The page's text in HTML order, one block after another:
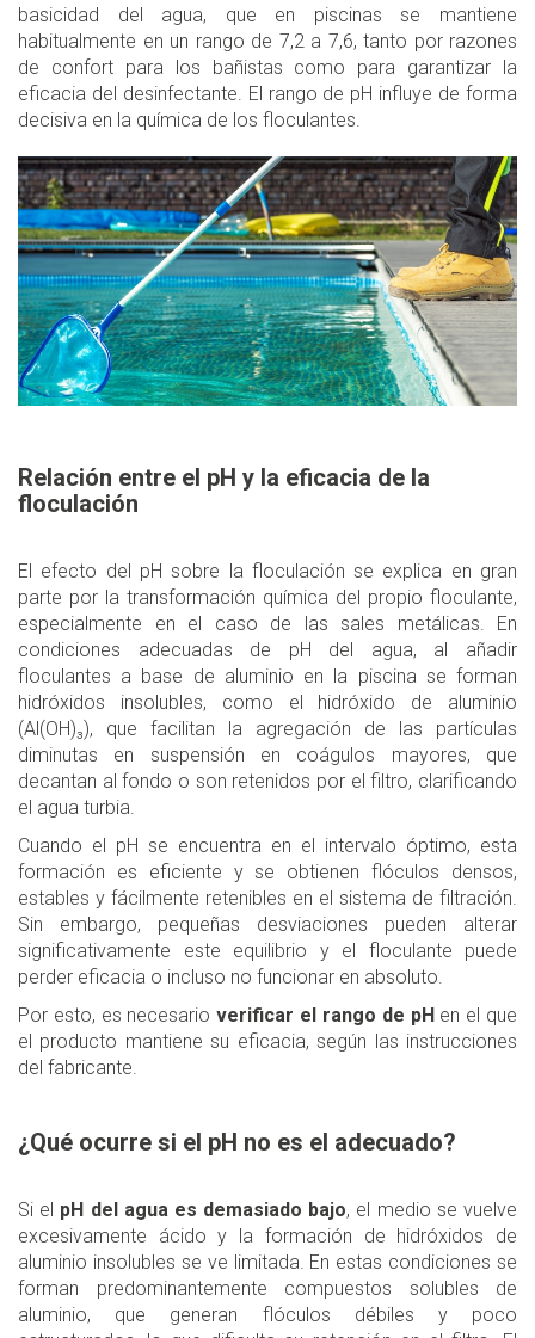
basicidad del agua, que en piscinas se mantiene
habitualmente en un rango de 7,2 a 7,6, tanto por razones
de confort para los bañistas como para garantizar la
eficacia del desinfectante. El rango de pH influye de forma
decisiva en la química de los floculantes.
Relación entre el pH y la eficacia de la
floculación
El efecto del pH sobre la floculación se explica en gran
parte por la transformación química del propio floculante,
especialmente en el caso de las sales metálicas. En
condiciones adecuadas de pH del agua, al añadir
floculantes a base de aluminio en la piscina se forman
hidróxidos insolubles, como el hidróxido de aluminio
(Al(OH)₃), que facilitan la agregación de las partículas
diminutas en suspensión en coágulos mayores, que
decantan al fondo o son retenidos por el filtro, clarificando
el agua turbia.
Cuando el pH se encuentra en el intervalo óptimo, esta
formación es eficiente y se obtienen flóculos densos,
estables y fácilmente retenibles en el sistema de filtración.
Sin embargo, pequeñas desviaciones pueden alterar
significativamente este equilibrio y el floculante puede
perder eficacia o incluso no funcionar en absoluto.
Por esto, es necesarioverificar el rango de pHen el que
el producto mantiene su eficacia, según las instrucciones
del fabricante.
¿Qué ocurre si el pH no es el adecuado?
Si el pH del agua es demasiado bajo, el medio se vuelve
excesivamente ácido y la formación de hidróxidos de
aluminio insolubles se ve limitada. En estas condiciones se
forman predominantemente compuestos solubles de
aluminio, que generan flóculos débiles y poco